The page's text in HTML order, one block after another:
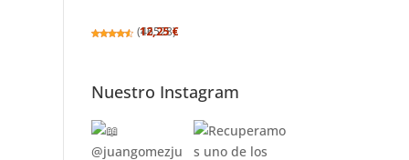
(46528)
12,25 €
Nuestro Instagram